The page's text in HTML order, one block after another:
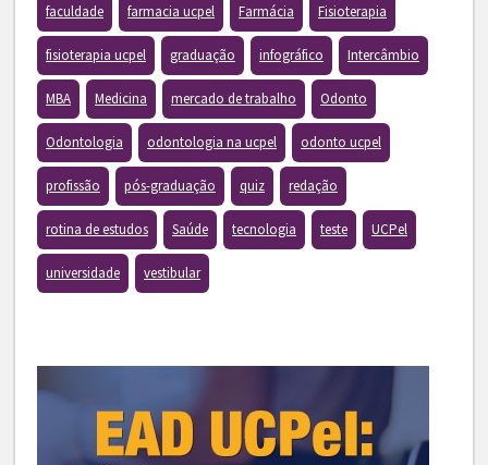
faculdade farmacia ucpel Farmácia Fisioterapia
fisioterapia ucpel graduação infográfico Intercâmbio
MBA Medicina mercado de trabalho Odonto
Odontologia odontologia na ucpel odonto ucpel
profissão pós-graduação quiz redação
rotina de estudos Saúde tecnologia teste UCPel
universidade vestibular